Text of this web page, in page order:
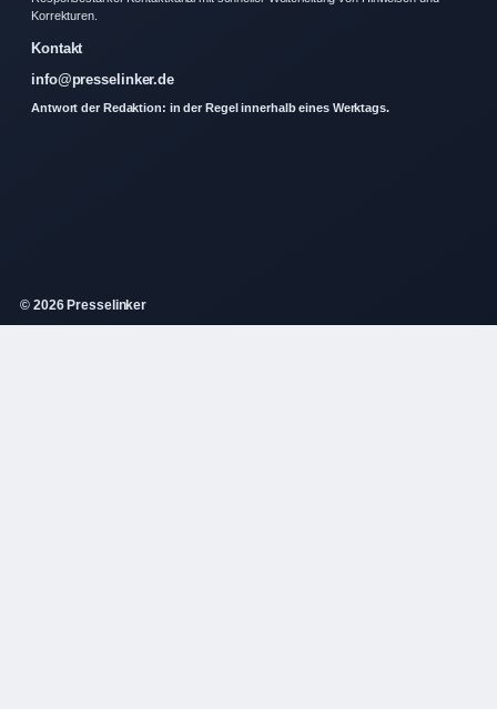
Korrekturen.
Kontakt
info@presselinker.de
Antwort der Redaktion: in der Regel innerhalb eines Werktags.
© 2026 Presselinker